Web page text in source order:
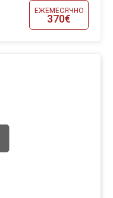
ЕЖЕМЕСЯЧНО
370€